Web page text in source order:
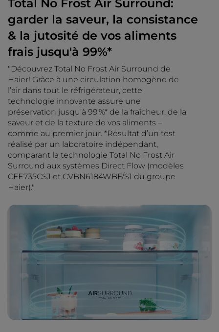
Total No Frost Air Surround:
garder la saveur, la consistance
& la jutosité de vos aliments
frais jusqu'à 99%*
"Découvrez Total No Frost Air Surround de
Haier! Grâce à une circulation homogène de
l’air dans tout le réfrigérateur, cette
technologie innovante assure une
préservation jusqu’à 99 %* de la fraîcheur, de la
saveur et de la texture de vos aliments –
comme au premier jour. *Résultat d’un test
réalisé par un laboratoire indépendant,
comparant la technologie Total No Frost Air
Surround aux systèmes Direct Flow (modèles
CFE735CSJ et CVBN6184WBF/S1 du groupe
Haier)."